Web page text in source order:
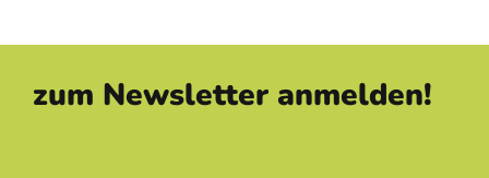
zum Newsletter anmelden!